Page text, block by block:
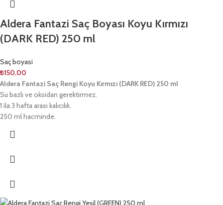
Aldera Fantazi Saç Boyası Koyu Kırmızı
(DARK RED) 250 ml
Saç boyasi
₺150,00
Aldera Fantazi Saç Rengi Koyu Kırmızı (DARK RED) 250 ml
Su bazlı ve oksidan gerektirmez.
1 ila 3 hafta arası kalıcılık.
250 ml hacminde.